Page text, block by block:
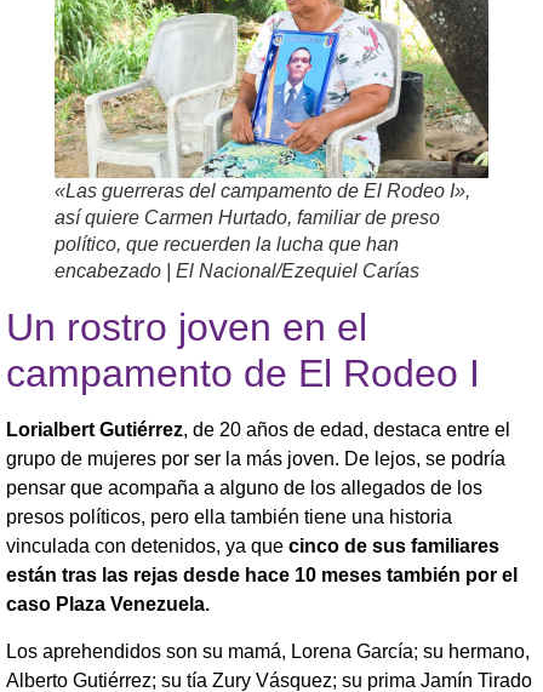
«Las guerreras del campamento de El Rodeo I»,
así quiere Carmen Hurtado, familiar de preso
político, que recuerden la lucha que han
encabezado | El Nacional/Ezequiel Carías
Un rostro joven en el
campamento de El Rodeo I
Lorialbert Gutiérrez, de 20 años de edad, destaca entre el
grupo de mujeres por ser la más joven. De lejos, se podría
pensar que acompaña a alguno de los allegados de los
presos políticos, pero ella también tiene una historia
vinculada con detenidos, ya que cinco de sus familiares
están tras las rejas desde hace 10 meses también por el
caso Plaza Venezuela.
Los aprehendidos son su mamá, Lorena García; su hermano,
Alberto Gutiérrez; su tía Zury Vásquez; su prima Jamín Tirado